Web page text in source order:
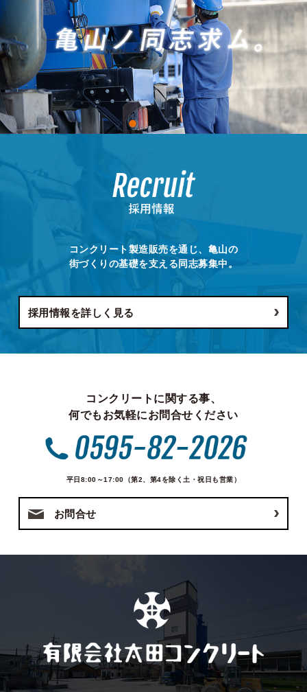
コンクリート製造販売を通じ、亀山の
街づくりの基礎を支える同志募集中。
採用情報を詳しく見る
コンクリートに関する事、
何でもお気軽にお問合せください
平日8:00～17:00（第2、第4を除く土・祝日も営業）
お問合せ